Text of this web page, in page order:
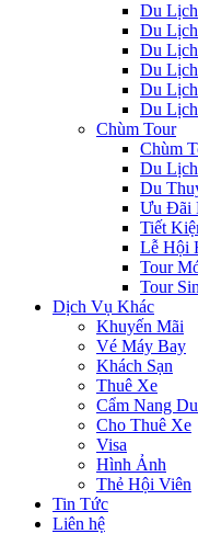
Du
Du
Du
Du
Du
Du
Chùm Tour
Chùm
Du
Du
Ưu Đãi
Tiết
Lễ Hội
Tour
Tour
Dịch Vụ Khác
Khuyến Mãi
Vé Máy Bay
Khách Sạn
Thuê Xe
Cẩm Nang
Cho Thuê Xe
Visa
Hình Ảnh
Thẻ Hội Viên
Tin Tức
Liên hệ